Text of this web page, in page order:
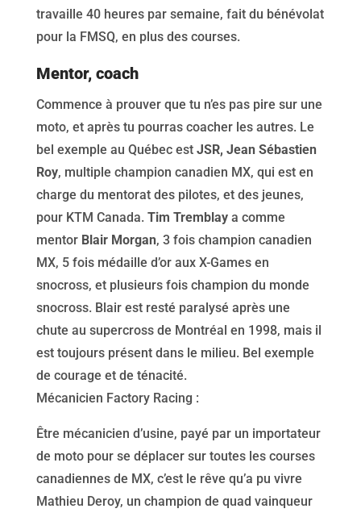
travaille 40 heures par semaine, fait du bénévolat
pour la FMSQ, en plus des courses.
Mentor, coach
Commence à prouver que tu n’es pas pire sur une
moto, et après tu pourras coacher les autres. Le
bel exemple au Québec est JSR, Jean Sébastien
Roy, multiple champion canadien MX, qui est en
charge du mentorat des pilotes, et des jeunes,
pour KTM Canada. Tim Tremblaya comme
mentor Blair Morgan, 3 fois champion canadien
MX, 5 fois médaille d’or aux X-Games en
snocross, et plusieurs fois champion du monde
snocross. Blair est resté paralysé après une
chute au supercross de Montréal en 1998, mais il
est toujours présent dans le milieu. Bel exemple
de courage et de ténacité.
Mécanicien Factory Racing :
Être mécanicien d’usine, payé par un importateur
de moto pour se déplacer sur toutes les courses
canadiennes de MX, c’est le rêve qu’a pu vivre
Mathieu Deroy, un champion de quad vainqueur